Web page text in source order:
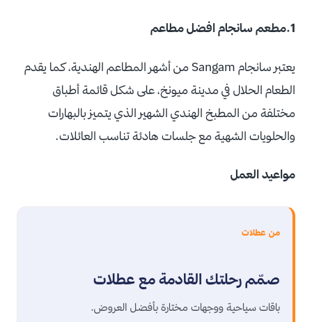
1.مطعم سانجام افضل مطاعم
يعتبر
سانجام Sangam من أشهر المطاعم الهندية، كما يقدم
الطعام الحلال في مدينة ميونخ، على شكل قائمة أطباق
مختلفة من المطبخ الهندي الشهير الذي يتميز بالبهارات
والحلويات الشهية مع جلسات هادئة تناسب العائلات.
مواعيد العمل
من عطلات
صمّم رحلتك القادمة مع عطلات
باقات سياحية ووجهات مختارة بأفضل العروض.